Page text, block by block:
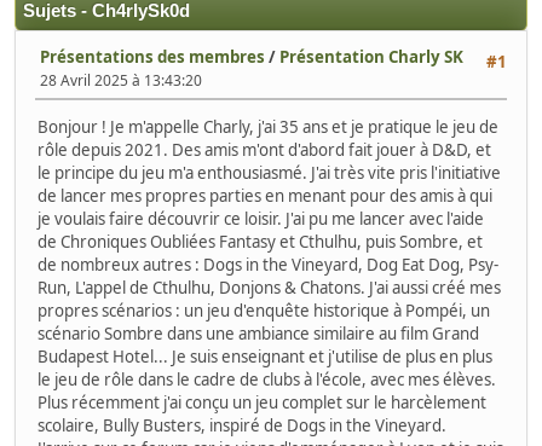
Sujets - Ch4rlySk0d
#1
Présentations des membres / Présentation Charly SK
28 Avril 2025 à 13:43:20
Bonjour ! Je m'appelle Charly, j'ai 35 ans et je pratique le jeu de
rôle depuis 2021. Des amis m'ont d'abord fait jouer à D&D, et
le principe du jeu m'a enthousiasmé. J'ai très vite pris l'initiative
de lancer mes propres parties en menant pour des amis à qui
je voulais faire découvrir ce loisir. J'ai pu me lancer avec l'aide
de Chroniques Oubliées Fantasy et Cthulhu, puis Sombre, et
de nombreux autres : Dogs in the Vineyard, Dog Eat Dog, Psy-
Run, L'appel de Cthulhu, Donjons & Chatons. J'ai aussi créé mes
propres scénarios : un jeu d'enquête historique à Pompéi, un
scénario Sombre dans une ambiance similaire au film Grand
Budapest Hotel... Je suis enseignant et j'utilise de plus en plus
le jeu de rôle dans le cadre de clubs à l'école, avec mes élèves.
Plus récemment j'ai conçu un jeu complet sur le harcèlement
scolaire, Bully Busters, inspiré de Dogs in the Vineyard.